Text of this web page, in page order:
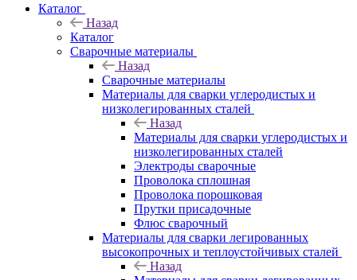
Каталог
Назад
Каталог
Сварочные материалы
Назад
Сварочные материалы
Материалы для сварки углеродистых и
низколегированных сталей
Назад
Материалы для сварки углеродистых и
низколегированных сталей
Электроды сварочные
Проволока сплошная
Проволока порошковая
Прутки присадочные
Флюс сварочный
Материалы для сварки легированных
высокопрочных и теплоустойчивых сталей
Назад